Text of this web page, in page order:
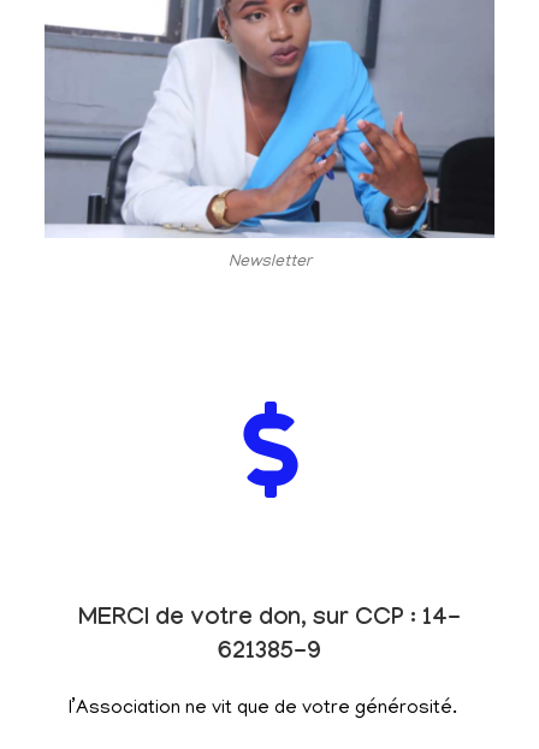
Newsletter
MERCI de votre don, sur CCP : 14-
621385-9
l’Association ne vit que de votre générosité.